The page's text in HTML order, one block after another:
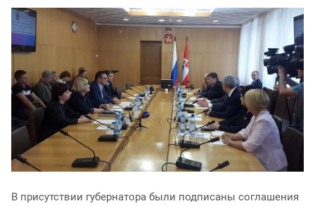
В присутствии губернатора были подписаны соглашения